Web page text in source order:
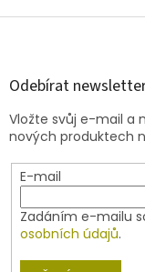
Z
Odebírat
Vložte svůj e-mail a
nových produktech
E-mail
Zadáním e-mailu
osobních údajů.